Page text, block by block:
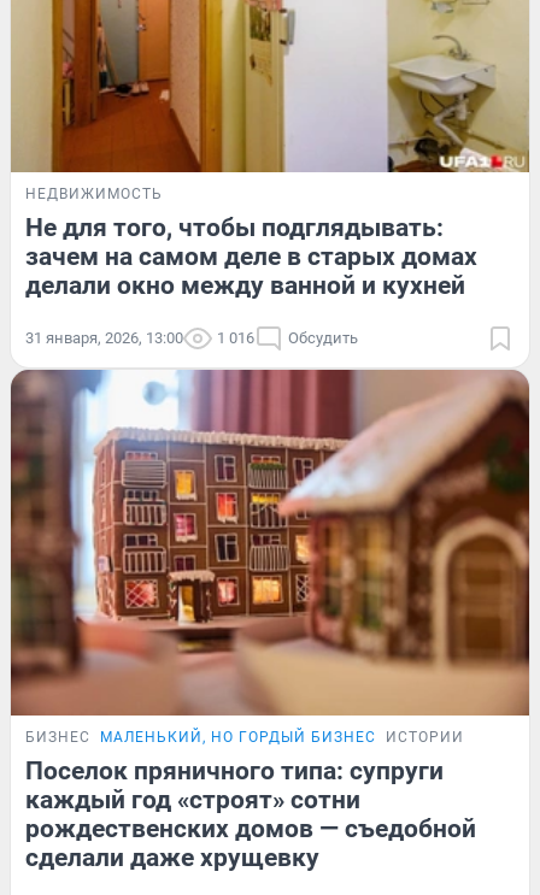
НЕДВИЖИМОСТЬ
Не для того, чтобы подглядывать:
зачем на самом деле в старых домах
делали окно между ванной и кухней
31 января, 2026, 13:00 1 016 Обсудить
БИЗНЕС МАЛЕНЬКИЙ, НО ГОРДЫЙ БИЗНЕС ИСТОРИИ
Поселок пряничного типа: супруги
каждый год «строят» сотни
рождественских домов — съедобной
сделали даже хрущевку